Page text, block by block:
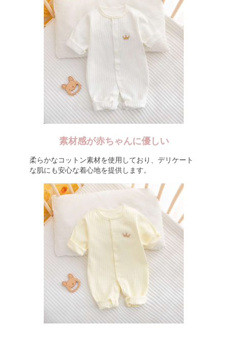
素材感が赤ちゃんに優しい
柔らかなコットン素材を使用しており、デリケート
な肌にも安心な着心地を提供します。